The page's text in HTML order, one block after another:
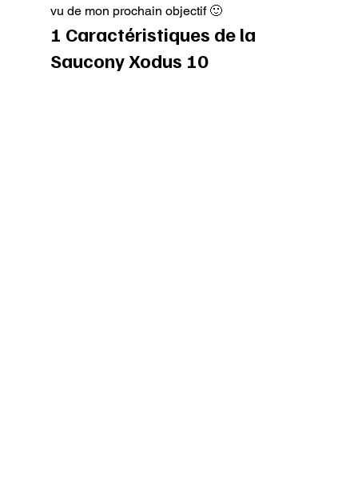
vu de mon prochain objectif 🙂
1 Caractéristiques de la
Saucony Xodus 10